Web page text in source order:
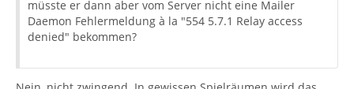
müsste er dann aber vom Server nicht eine Mailer
Daemon Fehlermeldung à la "554 5.7.1 Relay access
denied" bekommen?